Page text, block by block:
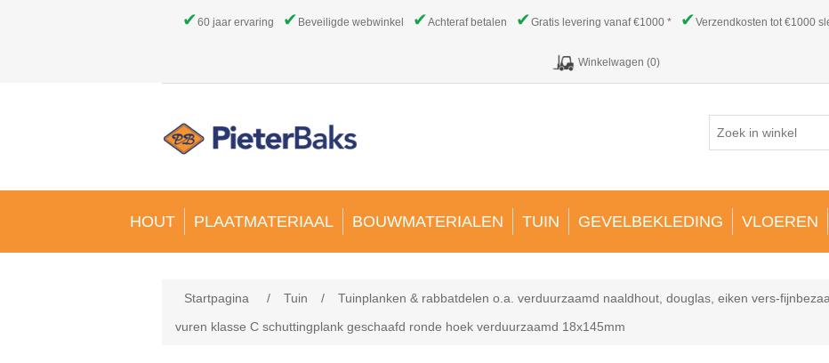
✔60 jaar ervaring ✔ Beveiligde webwinkel ✔Achteraf betalen ✔Gratis levering vanaf €1000 * ✔Verzendkosten tot €1000
Winkelwagen (0)
HOUT PLAATMATERIAAL BOUWMATERIALEN TUIN GEVELBEKLEDING VLOEREN
Startpagina / Tuin / Tuinplanken & rabbatdelen o.a. verduurzaamd naaldhout, douglas, eiken vers-
vuren klasse C schuttingplank geschaafd ronde hoek verduurzaamd 18x145mm